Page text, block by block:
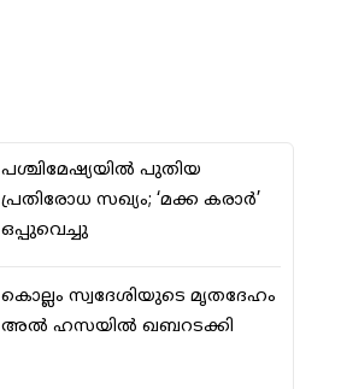
പശ്ചിമേഷ്യയില്‍ പുതിയ
പ്രതിരോധ സഖ്യം; ‘മക്ക കരാര്‍’
ഒപ്പുവെച്ചു
കൊല്ലം സ്വദേശിയുടെ മൃതദേഹം
അല്‍ ഹസയില്‍ ഖബറടക്കി